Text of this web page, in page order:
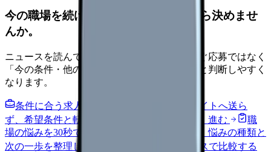
今の職場を続けるか、条件を比べてから決めませ
んか。
ニュースを読んで不安が強くなった時は、すぐ応募ではなく
「今の条件・他の選択肢・相談先」を分けると判断しやすく
なります。
条件に合う求人通知を受け取る
外部転職サイトへ送ら
ず、希望条件と転職時期を自社で預かります。 進む
職
場の悩みを30秒で診断
辞めるべきか迷う前に、悩みの種類と
次の一歩を整理します。
給料コンパスで比較する